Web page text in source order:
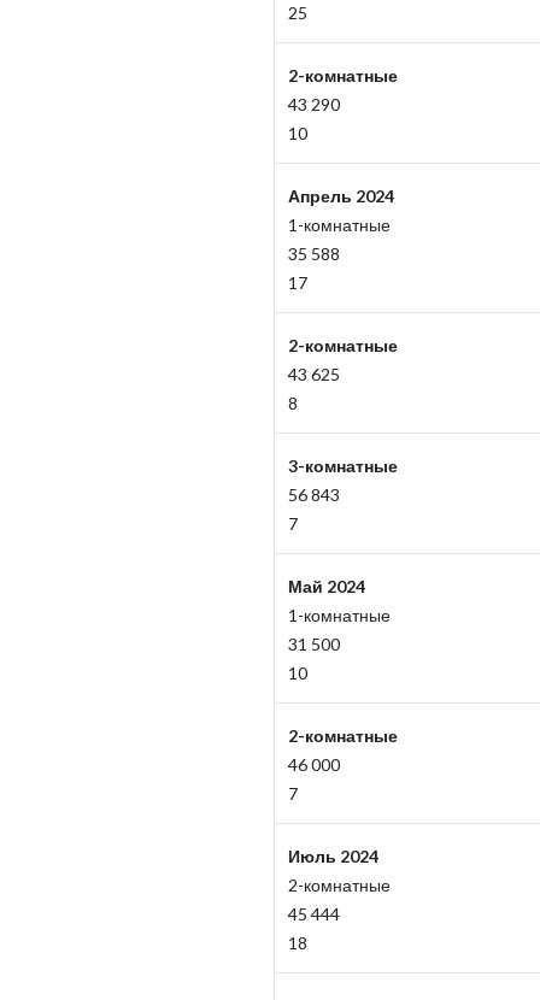
25
2-комнатные
43 290
10
Апрель 2024
1-комнатные
35 588
17
2-комнатные
43 625
8
3-комнатные
56 843
7
Май 2024
1-комнатные
31 500
10
2-комнатные
46 000
7
Июль 2024
2-комнатные
45 444
18